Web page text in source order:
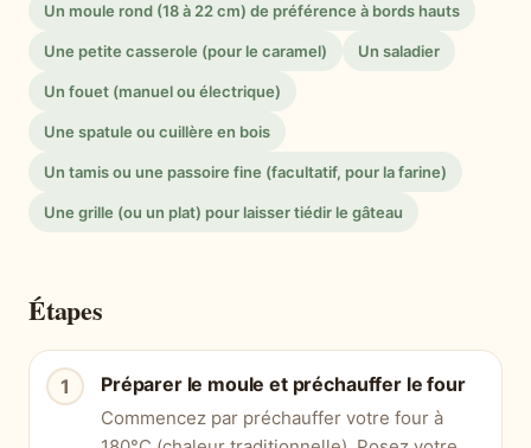
Un moule rond (18 à 22 cm) de préférence à bords hauts
Une petite casserole (pour le caramel) Un saladier
Un fouet (manuel ou électrique)
Une spatule ou cuillère en bois
Un tamis ou une passoire fine (facultatif, pour la farine)
Une grille (ou un plat) pour laisser tiédir le gâteau
Étapes
Préparer le moule et préchauffer le four
Commencez par préchauffer votre four à